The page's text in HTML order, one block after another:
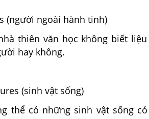
(người ngoài hành tinh)
thiên văn học không biết
hay không.
(sinh vật sống)
thể có những sinh vật sống